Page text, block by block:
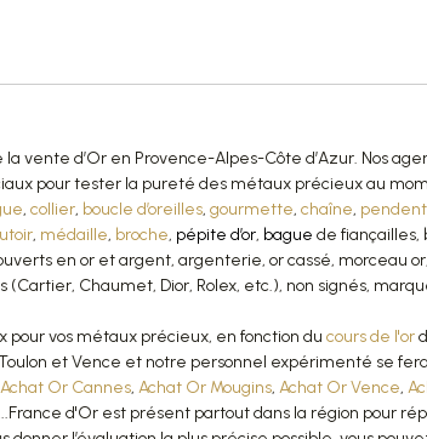
vente d’Or en Provence-Alpes-Côte d’Azur. Nos
pour tester la pureté des métaux précieux au
, collier, boucle d’oreilles, gourmette, chaîne,
, médaille, broche, pépite d’or, bague de fiançailles,
en or et argent, argenterie, or cassé, morceau
Chaumet, Dior, Rolex, etc.), non signés,
pour vos métaux précieux, en fonction du cours de l'or
et Vence et notre personnel expérimenté se
Achat Or Cannes, Achat Or Mougins, Achat Or Vence,
d'Or est présent partout dans la région pour